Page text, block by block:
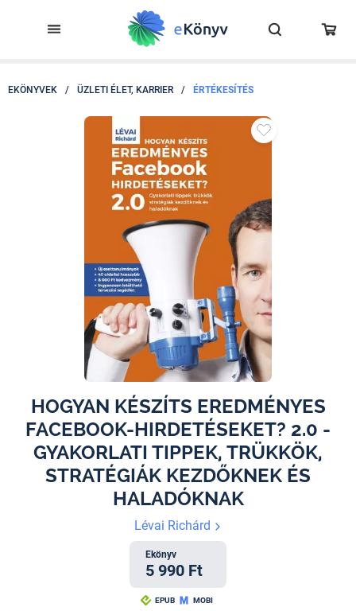
EKÖNYVEK / ÜZLETI ÉLET, KARRIER / ÉRTÉKESÍTÉS
HOGYAN KÉSZÍTS EREDMÉNYES
FACEBOOK-HIRDETÉSEKET? 2.0 -
GYAKORLATI TIPPEK, TRÜKKÖK,
STRATÉGIÁK KEZDŐKNEK ÉS
HALADÓKNAK
Lévai Richárd
Ekönyv
5 990 Ft
EPUB MOBI